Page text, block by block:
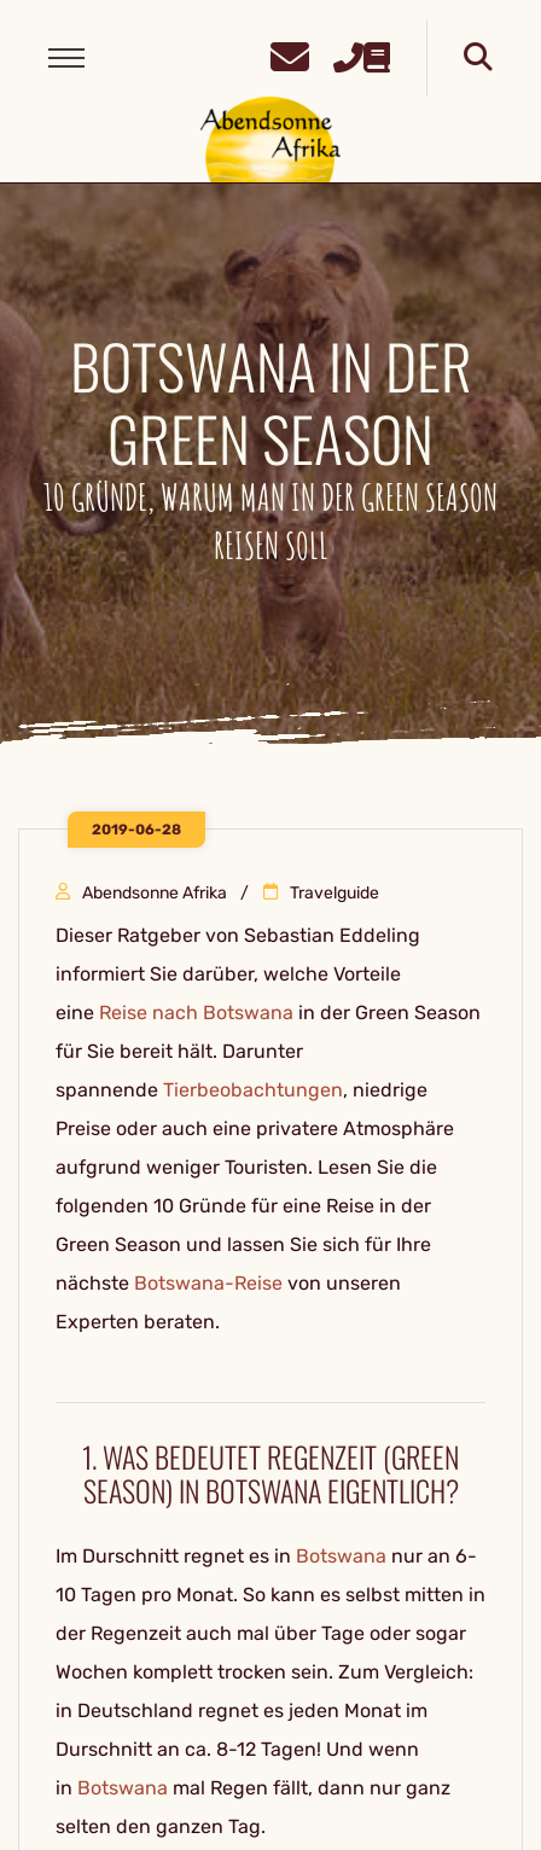
BOTSWANA IN DER
GREEN SEASON
10 GRÜNDE, WARUM MAN IN DER GREEN SEASON
REISEN SOLL
2019-06-28
Abendsonne Afrika Travelguide
Dieser Ratgeber von Sebastian Eddeling
informiert Sie darüber, welche Vorteile
eine Reise nach Botswana in der Green Season
für Sie bereit hält. Darunter
spannende Tierbeobachtungen, niedrige
Preise oder auch eine privatere Atmosphäre
aufgrund weniger Touristen. Lesen Sie die
folgenden 10 Gründe für eine Reise in der
Green Season und lassen Sie sich für Ihre
nächste Botswana-Reise von unseren
Experten beraten.
1. WAS BEDEUTET REGENZEIT (GREEN
SEASON) IN BOTSWANA EIGENTLICH?
Im Durschnitt regnet es in Botswana nur an 6-
10 Tagen pro Monat. So kann es selbst mitten in
der Regenzeit auch mal über Tage oder sogar
Wochen komplett trocken sein. Zum Vergleich:
in Deutschland regnet es jeden Monat im
Durschnitt an ca. 8-12 Tagen! Und wenn
in Botswana mal Regen fällt, dann nur ganz
selten den ganzen Tag.